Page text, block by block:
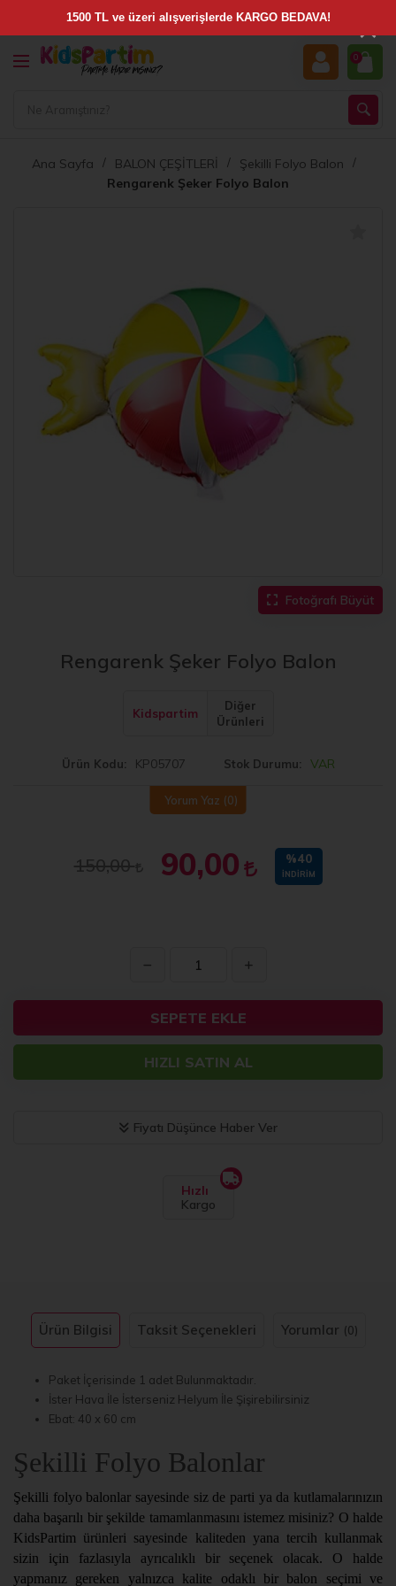
0
Ana Sayfa BALON ÇEŞİTLERİ
Şekilli Folyo Balon
Rengarenk Şeker Folyo Balon
Fotoğrafı Büyüt
Rengarenk Şeker Folyo Balon
Kidspartim
Diğer
Ürünleri
Ürün Kodu KP05707 Stok Durumu VAR
Yorum Yaz (0)
150,00 90,00 %40
İNDIRIM
SEPETE EKLE
HIZLI SATIN AL
Fiyatı Düşünce Haber Ver
Hızlı
Kargo
Ürün Bilgisi Taksit Seçenekleri Yorumlar (0)
Paket İçerisinde 1 adet Bulunmaktadır.
İster Hava İle İsterseniz Helyum İle Şişirebilirsiniz
Ebat: 40 x 60 cm
Şekilli Folyo Balonlar
Şekilli folyo balonlar sayesinde siz de parti ya da kutlamalarınızın
daha başarılı bir şekilde tamamlanmasını istemez misiniz? O halde
KidsPartim ürünleri sayesinde kaliteden yana tercih kullanmak
sizin için fazlasıyla ayrıcalıklı bir seçenek olacak. O halde
yapmanız gereken yalnızca kalite odaklı bir balon seçimi ve
×